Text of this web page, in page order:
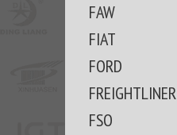
FAW
FIAT
FORD
FREIGHTLINER
FSO